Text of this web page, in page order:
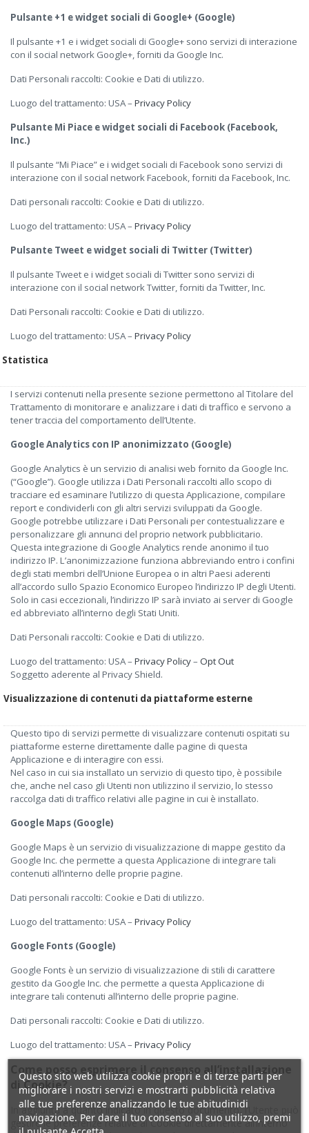
Pulsante +1 e widget sociali di Google+ (Google)
Il pulsante +1 e i widget sociali di Google+ sono servizi di interazione
con il social network Google+, forniti da Google Inc.
Dati Personali raccolti: Cookie e Dati di utilizzo.
Luogo del trattamento: USA – Privacy Policy
Pulsante Mi Piace e widget sociali di Facebook (Facebook,
Inc.)
Il pulsante “Mi Piace” e i widget sociali di Facebook sono servizi di
interazione con il social network Facebook, forniti da Facebook, Inc.
Dati personali raccolti: Cookie e Dati di utilizzo.
Luogo del trattamento: USA – Privacy Policy
Pulsante Tweet e widget sociali di Twitter (Twitter)
Il pulsante Tweet e i widget sociali di Twitter sono servizi di
interazione con il social network Twitter, forniti da Twitter, Inc.
Dati Personali raccolti: Cookie e Dati di utilizzo.
Luogo del trattamento: USA – Privacy Policy
Statistica
I servizi contenuti nella presente sezione permettono al Titolare del
Trattamento di monitorare e analizzare i dati di traffico e servono a
tener traccia del comportamento dell’Utente.
Google Analytics con IP anonimizzato (Google)
Google Analytics è un servizio di analisi web fornito da Google Inc.
(“Google”). Google utilizza i Dati Personali raccolti allo scopo di
tracciare ed esaminare l’utilizzo di questa Applicazione, compilare
report e condividerli con gli altri servizi sviluppati da Google.
Google potrebbe utilizzare i Dati Personali per contestualizzare e
personalizzare gli annunci del proprio network pubblicitario.
Questa integrazione di Google Analytics rende anonimo il tuo
indirizzo IP. L’anonimizzazione funziona abbreviando entro i confini
degli stati membri dell’Unione Europea o in altri Paesi aderenti
all’accordo sullo Spazio Economico Europeo l’indirizzo IP degli Utenti.
Solo in casi eccezionali, l’indirizzo IP sarà inviato ai server di Google
ed abbreviato all’interno degli Stati Uniti.
Dati Personali raccolti: Cookie e Dati di utilizzo.
Luogo del trattamento: USA – Privacy Policy– Opt Out
Soggetto aderente al Privacy Shield.
Visualizzazione di contenuti da piattaforme esterne
Questo tipo di servizi permette di visualizzare contenuti ospitati su
piattaforme esterne direttamente dalle pagine di questa
Applicazione e di interagire con essi.
Nel caso in cui sia installato un servizio di questo tipo, è possibile
che, anche nel caso gli Utenti non utilizzino il servizio, lo stesso
raccolga dati di traffico relativi alle pagine in cui è installato.
Google Maps (Google)
Google Maps è un servizio di visualizzazione di mappe gestito da
Google Inc. che permette a questa Applicazione di integrare tali
contenuti all’interno delle proprie pagine.
Dati personali raccolti: Cookie e Dati di utilizzo.
Luogo del trattamento: USA – Privacy Policy
Google Fonts (Google)
Google Fonts è un servizio di visualizzazione di stili di carattere
gestito da Google Inc. che permette a questa Applicazione di
integrare tali contenuti all’interno delle proprie pagine.
Dati personali raccolti: Cookie e Dati di utilizzo.
Luogo del trattamento: USA – Privacy Policy
Come posso esprimere il consenso all’installazione
di Cookie?
In aggiunta a quanto indicato in questo documento, l’Utente può
gestire le preferenze relative ai Cookie direttamente all’interno
Questo sito web utilizza cookie propri e di terze parti per
migliorare i nostri servizi e mostrarti pubblicità relativa
alle tue preferenze analizzando le tue abitudinidi
navigazione. Per dare il tuo consenso al suo utilizzo, premi